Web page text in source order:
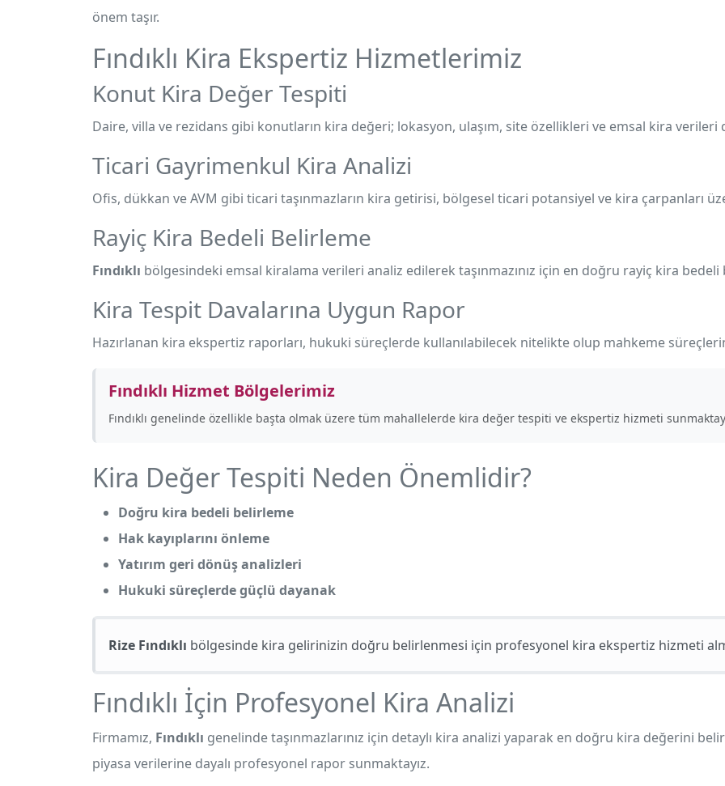
önem taşır.
Fındıklı Kira Ekspertiz Hizmetlerimiz
Konut Kira Değer Tespiti
Daire, villa ve rezidans gibi konutların kira değeri; lokasyon, ulaşım, site özellikleri ve emsal kira verileri
Ticari Gayrimenkul Kira Analizi
Ofis, dükkan ve AVM gibi ticari taşınmazların kira getirisi, bölgesel ticari potansiyel ve kira çarpanları
Rayiç Kira Bedeli Belirleme
Fındıklı bölgesindeki emsal kiralama verileri analiz edilerek taşınmazınız için en doğru rayiç kira bedeli
Kira Tespit Davalarına Uygun Rapor
Hazırlanan kira ekspertiz raporları, hukuki süreçlerde kullanılabilecek nitelikte olup mahkeme
Fındıklı Hizmet Bölgelerimiz
Fındıklı genelinde özellikle başta olmak üzere tüm mahallelerde kira değer tespiti ve ekspertiz hizmeti
Kira Değer Tespiti Neden Önemlidir?
Doğru kira bedeli belirleme
Hak kayıplarını önleme
Yatırım geri dönüş analizleri
Hukuki süreçlerde güçlü dayanak
Rize Fındıklı bölgesinde kira gelirinizin doğru belirlenmesi için profesyonel kira ekspertiz hizmeti
Fındıklı İçin Profesyonel Kira Analizi
Firmamız, Fındıklı genelinde taşınmazlarınız için detaylı kira analizi yaparak en doğru kira değerini
piyasa verilerine dayalı profesyonel rapor sunmaktayız.